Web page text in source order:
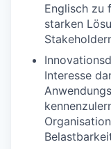
Englisch zu
starken
Interesse